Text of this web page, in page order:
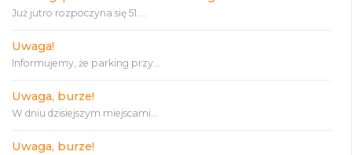
Już jutro rozpoczyna się 51....
Uwaga!
Informujemy, że parking przy...
Uwaga, burze!
W dniu dzisiejszym miejscami...
Uwaga, burze!